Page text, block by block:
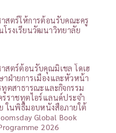
สตร์ให้การต้อนรับคณะครู
โรงเรียนวัฒนาวิทยาลัย
สตร์ต้อนรับคุณมิเชล โดเฮ
ฝ่ายการเมืองและหัวหน้า
ทูตสาธารณะและกิจกรรม
รราชทูตไอร์แลนด์ประจำ
ในพิธีมอบหนังสือภายใต้
Global Book
2026